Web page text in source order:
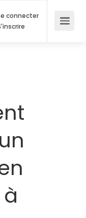
Se connecter
S'inscrire